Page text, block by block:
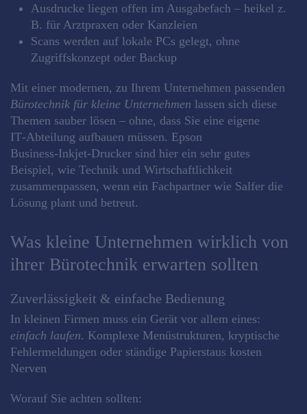
Ausdrucke liegen offen im Ausgabefach – heikel z.
B. für Arztpraxen oder Kanzleien
Scans werden auf lokale PCs gelegt, ohne
Zugriffskonzept oder Backup
Mit einer modernen, zu Ihrem Unternehmen passenden
Bürotechnik für kleine Unternehmen lassen sich diese
Themen sauber lösen – ohne, dass Sie eine eigene
IT‑Abteilung aufbauen müssen. Epson
Business‑Inkjet‑Drucker sind hier ein sehr gutes
Beispiel, wie Technik und Wirtschaftlichkeit
zusammenpassen, wenn ein Fachpartner wie Salfer die
Lösung plant und betreut.
Was kleine Unternehmen wirklich von
ihrer Bürotechnik erwarten sollten
Zuverlässigkeit & einfache Bedienung
In kleinen Firmen muss ein Gerät vor allem eines:
einfach laufen. Komplexe Menüstrukturen, kryptische
Fehlermeldungen oder ständige Papierstaus kosten
Nerven
Worauf Sie achten sollten: